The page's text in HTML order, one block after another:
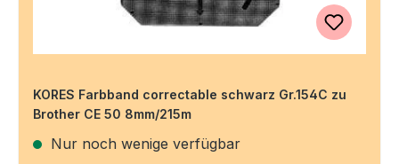
KORES Farbband correctable schwarz Gr.154C zu
Brother CE 50 8mm/215m
Nur noch wenige verfügbar